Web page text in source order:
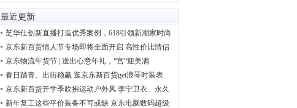
最近更新
芝华仕创新直播打造优秀案例，618引领新潮家时尚
京东新百货情人节专场即将全面开启 高性价比情侣
京东物流年货节 | 送出心意年礼，“宫“迎美满
春日踏青、出街稳赢 逛京东新百货get浪琴时装表
京东新百货开学季吹拂运动户外风 李宁卫衣、永久
新年复工这些平价装备不可或缺 京东电脑数码超级